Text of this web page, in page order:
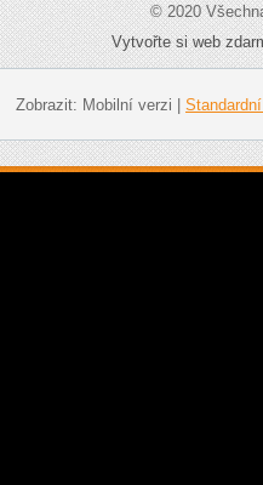
© 2020
Vytvořte si web
Zobrazit: Mobilní verzi